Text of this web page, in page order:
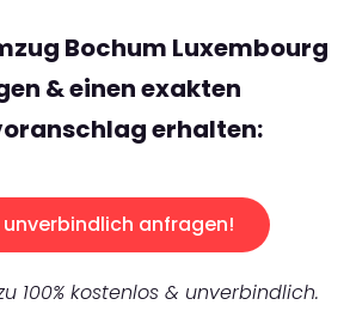
Bochum Luxembourg
& einen exakten
erhalten:
unverbindlich anfragen!
100% kostenlos & unverbindlich.